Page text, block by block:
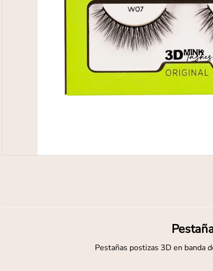
Pestañas postizas 3D en banda